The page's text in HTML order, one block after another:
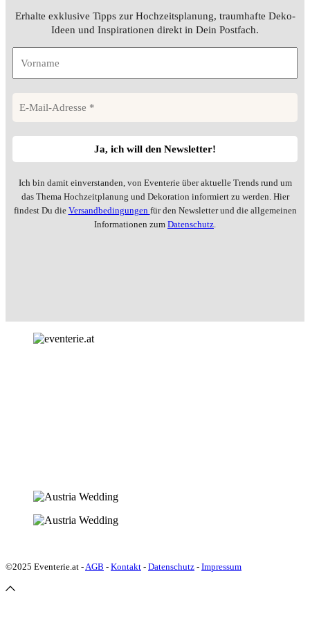
Erhalte exklusive Tipps zur Hochzeitsplanung, traumhafte Deko-
Ideen und Inspirationen direkt in Dein Postfach.
Ich bin damit einverstanden, von Eventerie über aktuelle Trends rund um
das Thema Hochzeitplanung und Dekoration informiert zu werden. Hier
findest Du die Versandbedingungen für den Newsletter und die allgemeinen
Informationen zum Datenschutz
©2025 Eventerie.at - AGB - Kontakt - Datenschutz - Impressum